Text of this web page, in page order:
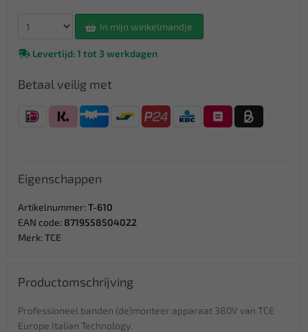
In mijn winkelmandje
Levertijd: 1 tot 3 werkdagen
Betaal veilig met
Eigenschappen
Artikelnummer: T-610
EAN code: 8719558504022
Merk: TCE
Productomschrijving
Professioneel banden (de)monteer apparaat 380V van TCE
Europe Italian Technology.